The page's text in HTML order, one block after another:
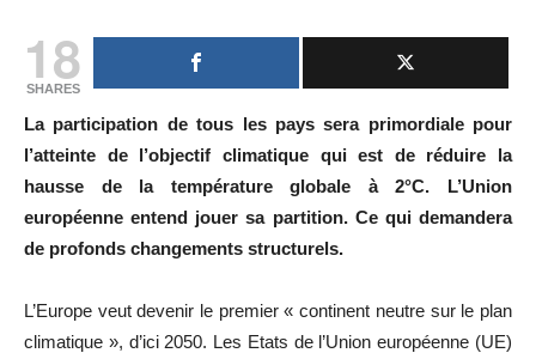
18
SHARES
La participation de tous les pays sera primordiale pour
l’atteinte de l’objectif climatique qui est de réduire la
hausse de la température globale à 2°C. L’Union
européenne entend jouer sa partition. Ce qui demandera
de profonds changements structurels.
L’Europe veut devenir le premier « continent neutre sur le plan
climatique », d’ici 2050. Les Etats de l’Union européenne (UE)